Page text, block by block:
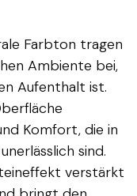
Farbton tragen
Ambiente bei,
Aufenthalt ist.
Komfort, die in
sind.
verstärkt